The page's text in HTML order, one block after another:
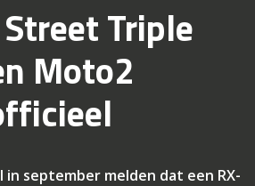
Triple
Moto2
in september melden dat een RX-